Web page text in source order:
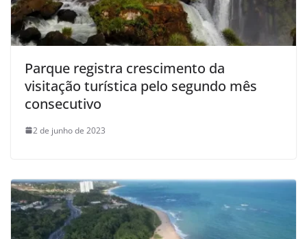
Parque registra crescimento da
visitação turística pelo segundo mês
consecutivo
2 de junho de 2023